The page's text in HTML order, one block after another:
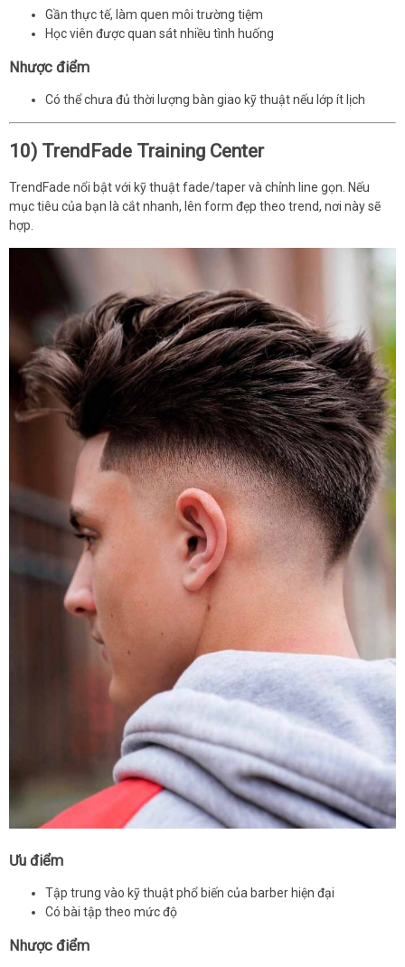
Gần thực tế, làm quen môi trường tiệm
Học viên được quan sát nhiều tình huống
Nhược điểm
Có thể chưa đủ thời lượng bàn giao kỹ thuật nếu lớp ít lịch
10) TrendFade Training Center
TrendFade nổi bật với kỹ thuật fade/taper và chỉnh line gọn. Nếu
mục tiêu của bạn là cắt nhanh, lên form đẹp theo trend, nơi này sẽ
hợp.
Ưu điểm
Tập trung vào kỹ thuật phổ biến của barber hiện đại
Có bài tập theo mức độ
Nhược điểm